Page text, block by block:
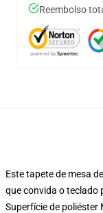
Reembolso
Este tapete de mesa
que convida o teclado
Superfície de poliéster